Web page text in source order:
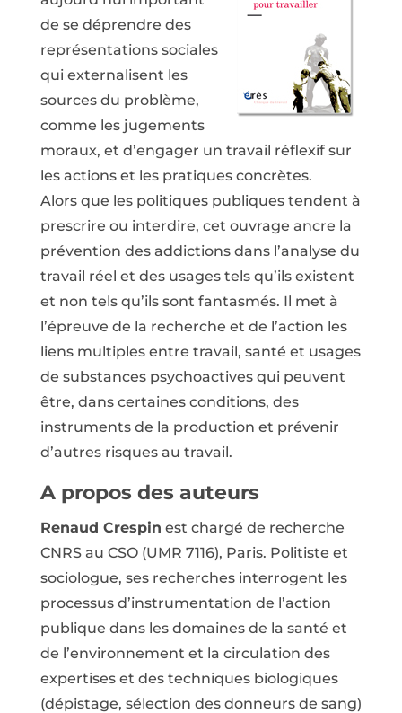
de se déprendre des
représentations sociales
qui externalisent les
sources du problème,
comme les jugements
moraux, et d’engager un travail réflexif sur
les actions et les pratiques concrètes.
Alors que les politiques publiques tendent à
prescrire ou interdire, cet ouvrage ancre la
prévention des addictions dans l’analyse du
travail réel et des usages tels qu’ils existent
et non tels qu’ils sont fantasmés. Il met à
l’épreuve de la recherche et de l’action les
liens multiples entre travail, santé et usages
de substances psychoactives qui peuvent
être, dans certaines conditions, des
instruments de la production et prévenir
d’autres risques au travail.
A propos des auteurs
Renaud Crespin est chargé de recherche
CNRS au CSO (UMR 7116), Paris. Politiste et
sociologue, ses recherches interrogent les
processus d’instrumentation de l’action
publique dans les domaines de la santé et
de l’environnement et la circulation des
expertises et des techniques biologiques
(dépistage, sélection des donneurs de sang)